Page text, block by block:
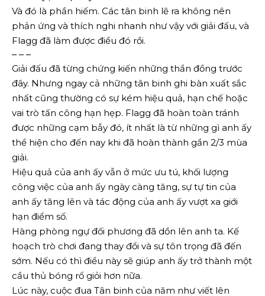
Và đó là phần hiếm. Các tân binh lẽ ra không nên
phản ứng và thích nghi nhanh như vậy với giải đấu, và
Flagg đã làm được điều đó rồi.
– – –
Giải đấu đã từng chứng kiến ​​​​những thần đồng trước
đây. Nhưng ngay cả những tân binh ghi bàn xuất sắc
nhất cũng thường có sự kém hiệu quả, hạn chế hoặc
vai trò tấn công hạn hẹp. Flagg đã hoàn toàn tránh
được những cạm bẫy đó, ít nhất là từ những gì anh ấy
thể hiện cho đến nay khi đã hoàn thành gần 2/3 mùa
giải.
Hiệu quả của anh ấy vẫn ở mức ưu tú, khối lượng
công việc của anh ấy ngày càng tăng, sự tự tin của
anh ấy tăng lên và tác động của anh ấy vượt xa giới
hạn điểm số.
Hàng phòng ngự đối phương đã dồn lên anh ta. Kế
hoạch trò chơi đang thay đổi và sự tôn trọng đã đến
sớm. Nếu có thì điều này sẽ giúp anh ấy trở thành một
cầu thủ bóng rổ giỏi hơn nữa.
Lúc này, cuộc đua Tân binh của năm như viết lên